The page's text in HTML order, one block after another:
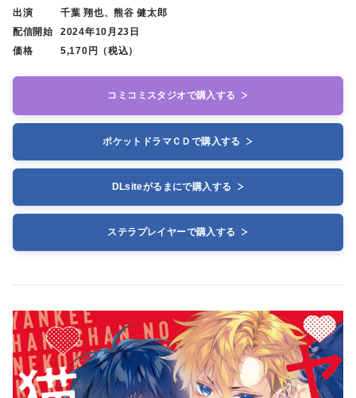
出演
千葉 翔也、熊谷 健太郎
配信開始
2024年10月23日
価格
5,170円（税込）
コミコミスタジオで購入する
ポケットドラマＣＤで購入する
DLsiteがるまにで購入する
ステラプレイヤーで購入する